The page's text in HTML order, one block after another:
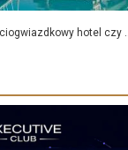
hotel czy